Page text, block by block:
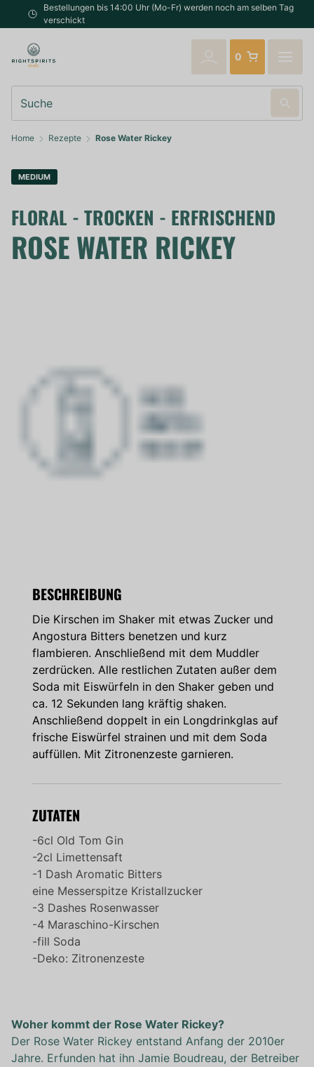
Bestellungen bis 14:00 Uhr (Mo-Fr) werden noch am selben Tag
verschickt
0
Home Rezepte Rose Water Rickey
MEDIUM
FLORAL - TROCKEN - ERFRISCHEND
ROSE WATER RICKEY
BESCHREIBUNG
Die Kirschen im Shaker mit etwas Zucker und
Angostura Bitters benetzen und kurz
flambieren. Anschließend mit dem Muddler
zerdrücken. Alle restlichen Zutaten außer dem
Soda mit Eiswürfeln in den Shaker geben und
ca. 12 Sekunden lang kräftig shaken.
Anschließend doppelt in ein Longdrinkglas auf
frische Eiswürfel strainen und mit dem Soda
auffüllen. Mit Zitronenzeste garnieren.
ZUTATEN
-6cl Old Tom Gin
-2cl Limettensaft
-1 Dash Aromatic Bitters
eine Messerspitze Kristallzucker
-3 Dashes Rosenwasser
-4 Maraschino-Kirschen
-fill Soda
-Deko: Zitronenzeste
Woher kommt der Rose Water Rickey?
Der Rose Water Rickey entstand Anfang der 2010er
Jahre. Erfunden hat ihn Jamie Boudreau, der Betreiber